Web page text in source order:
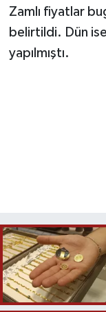
Zamlı fiyatlar
belirtildi. Dün
yapılmıştı.
TEKNOLOJİ